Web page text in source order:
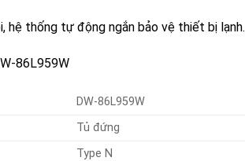
hệ thống tự động ngắn bảo vệ thiết bị lạnh.
86L959W
DW-86L959W
Tủ đứng
Type N